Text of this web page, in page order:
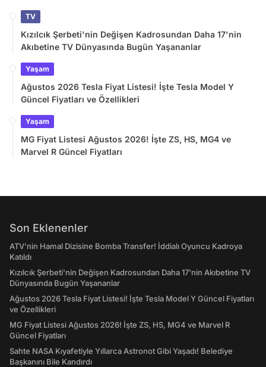
TV
Kızılcık Şerbeti'nin Değişen Kadrosundan Daha 17'nin
Akıbetine TV Dünyasında Bugün Yaşananlar
Yaşam
Ağustos 2026 Tesla Fiyat Listesi! İşte Tesla Model Y
Güncel Fiyatları ve Özellikleri
Yaşam
MG Fiyat Listesi Ağustos 2026! İşte ZS, HS, MG4 ve
Marvel R Güncel Fiyatları
Son Eklenenler
ATV'nin Hamal Dizisine Bomba Transfer! İddialı Oyuncu Kadroya
Katıldı
Kızılcık Şerbeti'nin Değişen Kadrosundan Daha 17'nin Akıbetine TV
Dünyasında Bugün Yaşananlar
Ağustos 2026 Tesla Fiyat Listesi! İşte Tesla Model Y Güncel Fiyatları
ve Özellikleri
MG Fiyat Listesi Ağustos 2026! İşte ZS, HS, MG4 ve Marvel R
Güncel Fiyatları
Sahte NASA Kıyafetiyle Yıllarca Astronot Gibi Yaşadı! Belediye
Başkanını Bile Kandırdı